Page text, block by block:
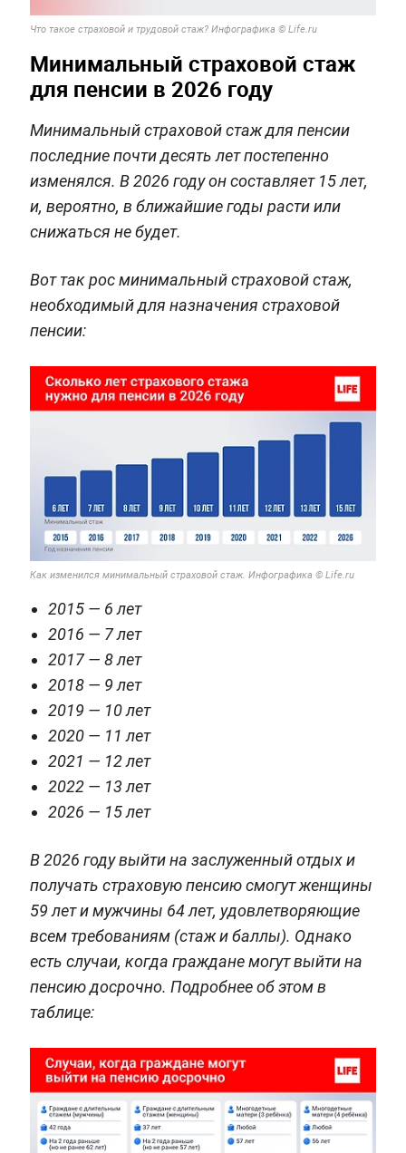
Что такое страховой и трудовой стаж? Инфографика © Life.ru
Минимальный страховой стаж
для пенсии в 2026 году
Минимальный страховой стаж для пенсии
последние почти десять лет постепенно
изменялся. В 2026 году он составляет 15 лет,
и, вероятно, в ближайшие годы расти или
снижаться не будет.
Вот так рос минимальный страховой стаж,
необходимый для назначения страховой
пенсии:
Как изменился минимальный страховой стаж. Инфографика © Life.ru
2015 — 6 лет
2016 — 7 лет
2017 — 8 лет
2018 — 9 лет
2019 — 10 лет
2020 — 11 лет
2021 — 12 лет
2022 — 13 лет
2026 — 15 лет
В 2026 году выйти на заслуженный отдых и
получать страховую пенсию смогут женщины
59 лет и мужчины 64 лет, удовлетворяющие
всем требованиям (стаж и баллы). Однако
есть случаи, когда граждане могут выйти на
пенсию досрочно. Подробнее об этом в
таблице: